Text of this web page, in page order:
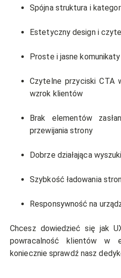
Spójna struktura i
Estetyczny design i
Proste i jasne komunikaty
Czytelne przyciski CTA
wzrok klientów
Brak elementów
przewijania strony
Dobrze działająca
Szybkość ładowania
Responsywność na
Chcesz dowiedzieć się jak
powracalność klientów w
koniecznie sprawdź nasz